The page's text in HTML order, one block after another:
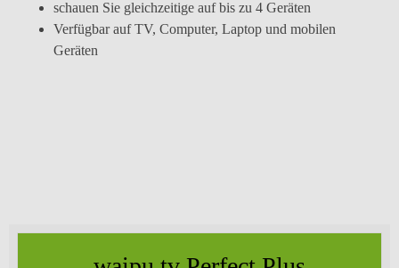
schauen Sie gleichzeitige auf bis zu 4 Geräten
Verfügbar auf TV, Computer, Laptop und mobilen
Geräten